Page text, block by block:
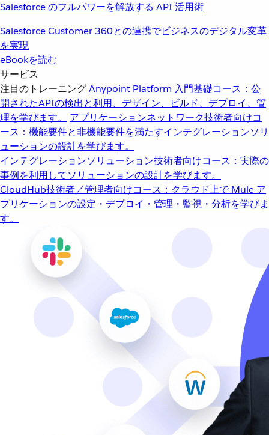
Salesforce のフルパワーを解放する API 活用術
Salesforce Customer 360との連携でビジネスのデジタル変革
を実現
eBookを読む
サービス
注目のトレーニングAnypoint Platform 入門基礎コース：公
開されたAPIの検出と利用、デザイン、ビルド、デプロイ、管
理を学びます。
アプリケーションネットワーク技術者向けコ
ース：機能要件と非機能要件を満たすインテグレーションソリ
ューションの設計を学びます。
インテグレーションソリューション技術者向けコース：実際の
事例を利用してソリューションの設計を学びます。
CloudHub技術者／管理者向けコース：クラウド上で Mule ア
プリケーションの設定・デプロイ・管理・監視・分析を学びま
す。